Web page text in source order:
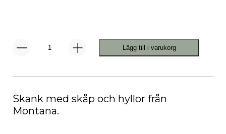
Pair
Lägg till i varukorg
Skänk med skåp och hyllor från
Montana.